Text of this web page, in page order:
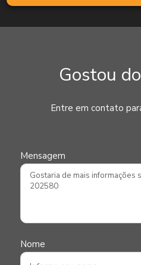
Gostou
Entre em contato
Mensagem
Nome